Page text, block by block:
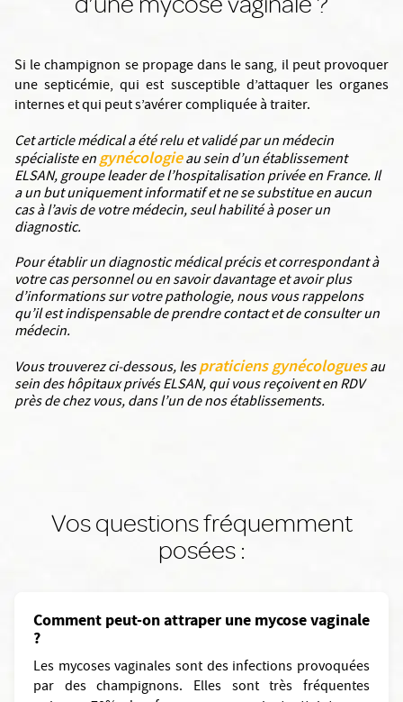
Si le champignon se propage dans le sang, il peut provoquer
une septicémie, qui est susceptible d’attaquer les organes
internes et qui peut s’avérer compliquée à traiter.
Cet article médical a été relu et validé par un médecin
spécialiste engynécologieau sein d’un établissement
ELSAN, groupe leader de l’hospitalisation privée en France. Il
a un but uniquement informatif et ne se substitue en aucun
cas à l’avis de votre médecin, seul habilité à poser un
diagnostic.
Pour établir un diagnostic médical précis et correspondant à
votre cas personnel ou en savoir davantage et avoir plus
d’informations sur votre pathologie, nous vous rappelons
qu’il est indispensable de prendre contact et de consulter un
médecin.
Vous trouverez ci-dessous, lespraticiens gynécologuesau
sein des hôpitaux privés ELSAN, qui vous reçoivent en RDV
près de chez vous, dans l’un de nos établissements.
Vos questions fréquemment
posées :
Comment peut-on attraper une mycose vaginale
?
Les mycoses vaginales sont des infections provoquées
par des champignons. Elles sont très fréquentes